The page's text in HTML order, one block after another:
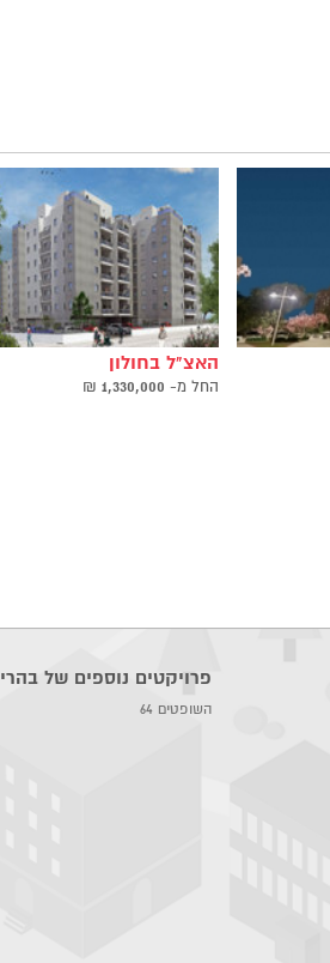
האצ"ל בחולון
החל ‫מ- 1,330,000
₪
פרויקטים נוספים של בהרי
השופטים 64